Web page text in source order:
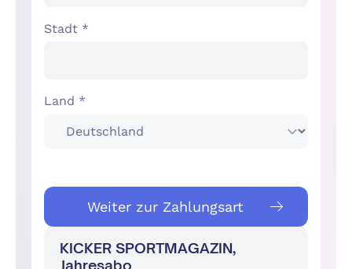
Stadt *
Land *
Weiter zur Zahlungsart
KICKER SPORTMAGAZIN,
Jahresabo